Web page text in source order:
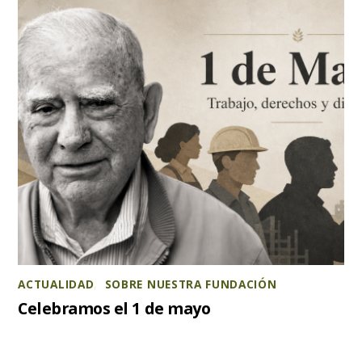
ACTUALIDAD SOBRE NUESTRA FUNDACIÓN
Celebramos el 1 de mayo